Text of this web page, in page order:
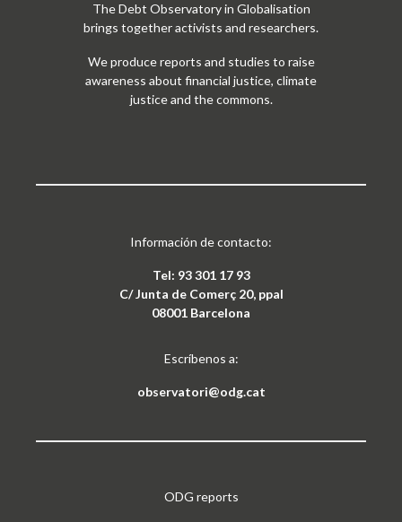
The Debt Observatory in Globalisation
brings together activists and researchers.
We produce reports and studies to raise
awareness about financial justice, climate
justice and the commons.
Información de contacto:
Tel: 93 301 17 93
C/ Junta de Comerç 20, ppal
08001 Barcelona
Escríbenos a:
observatori@odg.cat
ODG reports